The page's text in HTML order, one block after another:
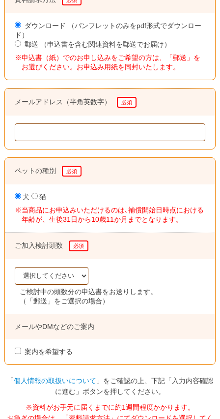
ダウンロード （パンフレットのみをpdf形式でダウンロー
ド）
郵送 （申込書を含む関連資料を郵送でお届け）
申込書（紙）でのお申し込みをご希望の方は、「郵送」を
お選びください。お申込み用紙を同封いたします。
メールアドレス （半角英数字） 必須
ペットの種別 必須
犬
猫
当商品にお申込みいただけるのは､補償開始日時点における
年齢が、生後31日から10歳11か月までとなります。
ご加入検討頭数 必須
ご検討中の頭数分の申込書をお送りします。
（「郵送」をご選択の場合）
メールやDMなどのご案内
案内を希望する
「個人情報の取扱いについて 」をご確認の上、下記「入力内容確認
に進む」ボタンを押してください。
※資料がお手元に届くまでに約1週間程度かかります。